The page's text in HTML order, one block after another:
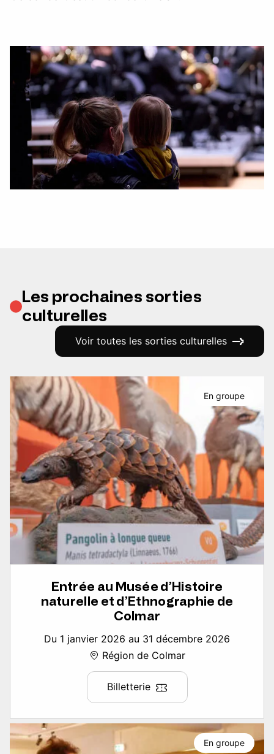
Les prochaines sorties
culturelles
Voir toutes les sorties culturelles
Entrée au Musée d’Histoire
naturelle et d’Ethnographie de
Colmar
Du 1 janvier 2026 au 31 décembre 2026
Région de Colmar
Billetterie
En groupe
En groupe